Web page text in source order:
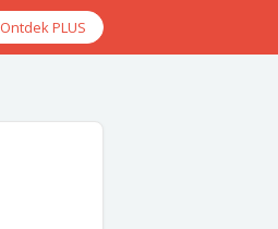
Ontdek PLUS